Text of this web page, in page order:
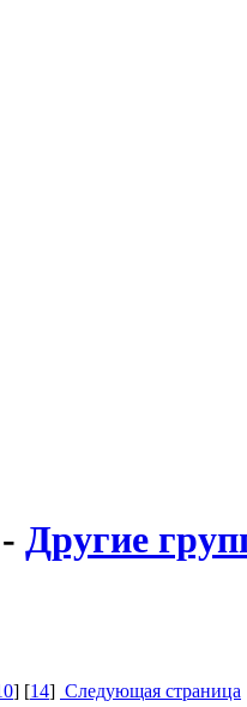
- Другие
] [14] Следующая страница